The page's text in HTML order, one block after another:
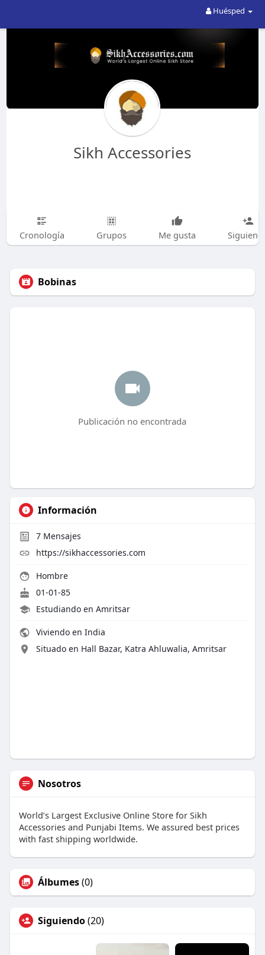
Huésped
Sikh Accessories
Cronología Grupos Me gusta
Bobinas
Publicación no encontrada
Información
7Mensajes
https://sikhaccessories.com
Hombre
01-01-85
Estudiando en Amritsar
Viviendo en India
Situado en Hall Bazar, Katra Ahluwalia, Amritsar
Nosotros
World’s Largest Exclusive Online Store for Sikh
Accessories and Punjabi Items. We assured best prices
with fast shipping worldwide.
Álbumes(0)
Siguiendo(20)